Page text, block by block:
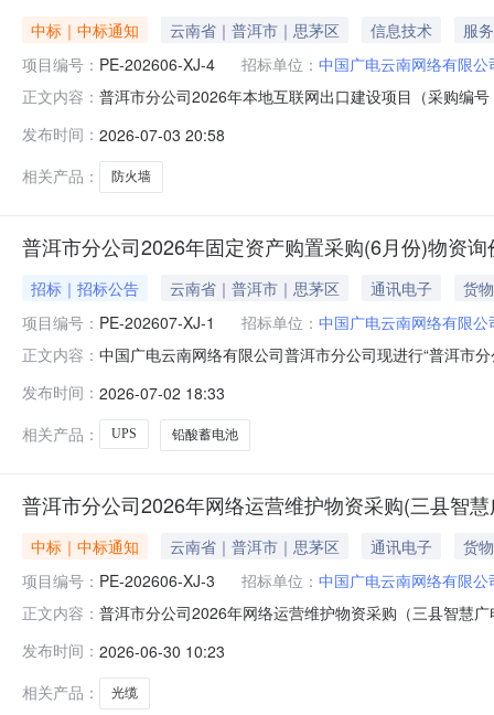
中标｜中标通知 云南省｜普洱市｜思茅区 信息技术
服务
项目编号： PE-202606-XJ-4 招标单位： 中国广电云南网络有限
正文内容： 普洱市分公司2026年本地互联网出口建设项目（采购编
发布时间： 2026-07-03 20:58
相关产品：
防火墙
普洱市分公司2026年固定资产购置采购(6月份)物资
招标｜招标公告 云南省｜普洱市｜思茅区 通讯电子
货物
项目编号： PE-202607-XJ-1 招标单位： 中国广电云南网络有限
正文内容： 中国广电云南网络有限公司普洱市分公司现进行“普洱市
采购内容：本次询价采购共1个标段：UPS、铅酸蓄电池
发布时间： 2026-07-02 18:33
相关产品：
UPS 铅酸蓄电池
普洱市分公司2026年网络运营维护物资采购(三县智
中标｜中标通知 云南省｜普洱市｜思茅区 通讯电子
货物
项目编号： PE-202606-XJ-3 招标单位： 中国广电云南网络有限
正文内容： 普洱市分公司2026年网络运营维护物资采购（三县智慧
发布时间： 2026-06-30 10:23
相关产品：
光缆